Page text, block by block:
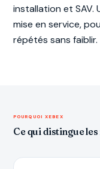
installation et SAV.
mise en service,
répétés sans faiblir.
POURQUOI XEBEX
Ce qui distingue